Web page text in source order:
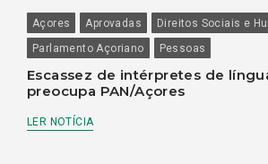
Açores Aprovadas Direitos Sociais e
Parlamento Açoriano
Pessoas
Escassez de intérpretes de
preocupa PAN/Açores
LER NOTÍCIA